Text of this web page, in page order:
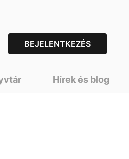
BEJELENTKEZÉS
Hírek és blog